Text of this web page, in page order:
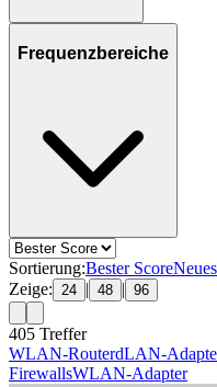
Frequenzbereiche
Sortierung:Bester Score
Zeige: 24 | 48 | 96
405 Treffer
WLAN-RouterdLAN-
FirewallsWLAN-Adapter